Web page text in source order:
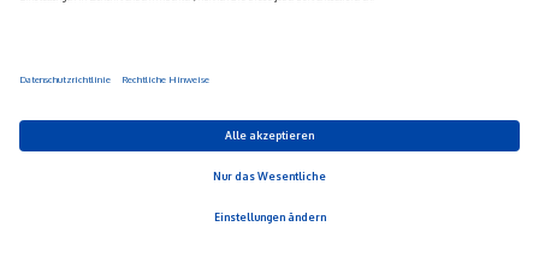
Barrierefreiheits-erklärung